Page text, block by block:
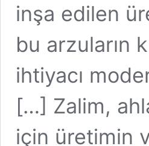
inşa edilen
bu arzuların
ihtiyacı
[…] Zalim,
için üretimin